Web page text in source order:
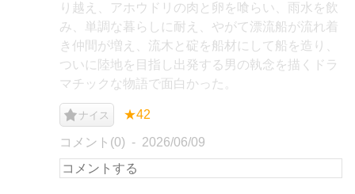
り越え、アホウドリの肉と卵を喰らい、雨水を飲
み、単調な暮らしに耐え、やがて漂流船が流れ着
き仲間が増え、流木と碇を船材にして船を造り、
ついに陸地を目指し出発する男の執念を描くドラ
マチックな物語で面白かった。
ナイス ★42
コメント(0) 2026/06/09